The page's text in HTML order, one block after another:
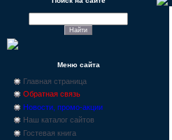
Меню сайта
Главная страница
Обратная связь
Новости, промо-акции
Наш каталог сайтов
Гостевая книга